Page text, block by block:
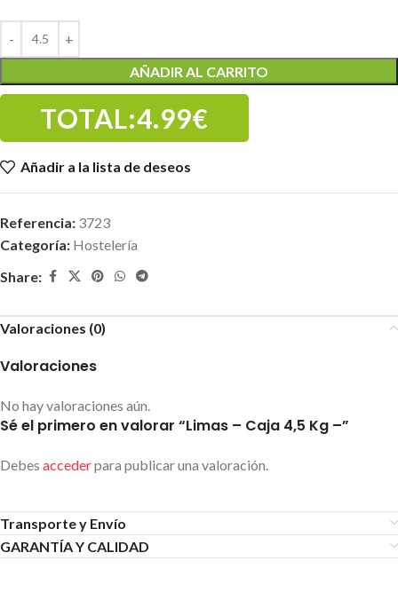
AÑADIR AL CARRITO
TOTAL:4.99€
Añadir a la lista de deseos
Referencia: 3723
Categoría: Hostelería
Share:
Valoraciones (0)
Valoraciones
No hay valoraciones aún.
Sé el primero en valorar “Limas – Caja 4,5 Kg –”
Debes accederpara publicar una valoración.
Transporte y Envío
GARANTÍA Y CALIDAD